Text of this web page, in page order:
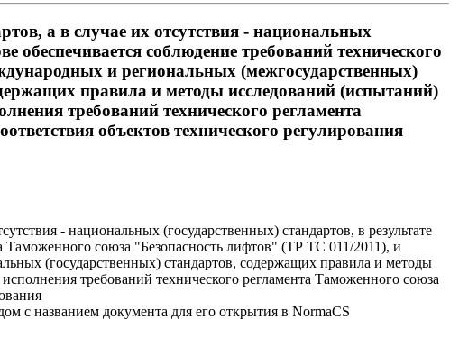
а в случае их отсутствия - национальных
обеспечивается соблюдение требований технического
и региональных (межгосударственных)
правила и методы исследований (испытаний)
требований технического регламента
объектов технического регулирования
- национальных (государственных) стандартов, в результате
Таможенного союза "Безопасность лифтов" (ТР ТС 011/2011), и
(государственных) стандартов, содержащих правила и методы
требований технического регламента Таможенного союза
с названием документа для его открытия в NormaCS